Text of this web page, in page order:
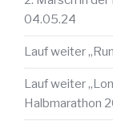
04.05.24
Lauf weiter
Lauf weiter
Halbmarathon